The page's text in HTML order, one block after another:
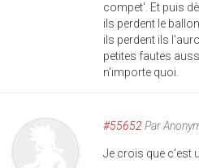
compet'. Et puis
ils perdent le
ils perdent ils
petites fautes
n'importe quoi.
#55652 Par
Je crois que c'est